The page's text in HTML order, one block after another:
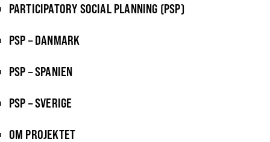
PARTICIPATORY SOCIAL PLANNING (PSP)
PSP – DANMARK
PSP – SPANIEN
PSP – SVERIGE
OM PROJEKTET